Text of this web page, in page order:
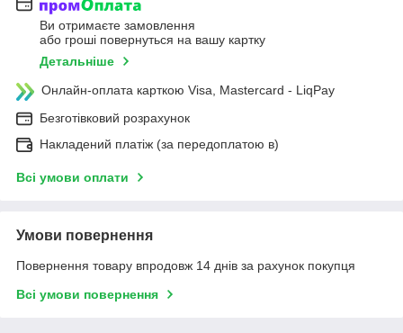
Ви отримаєте замовлення
або гроші повернуться на вашу картку
Детальніше
Онлайн-оплата карткою Visa, Mastercard - LiqPay
Безготівковий розрахунок
Накладений платіж (за передоплатою в)
Всі умови оплати
Умови повернення
Повернення товару впродовж 14 днів за рахунок покупця
Всі умови повернення